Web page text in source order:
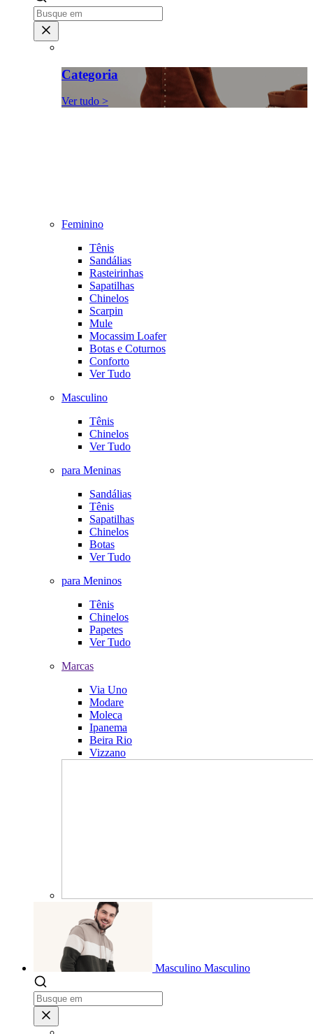
Categoria
Ver tudo >
Feminino
Tênis
Sandálias
Rasteirinhas
Sapatilhas
Chinelos
Scarpin
Mule
Mocassim Loafer
Botas e Coturnos
Conforto
Ver Tudo
Masculino
Tênis
Chinelos
Ver Tudo
para Meninas
Sandálias
Tênis
Sapatilhas
Chinelos
Botas
Ver Tudo
para Meninos
Tênis
Chinelos
Papetes
Ver Tudo
Marcas
Via Uno
Modare
Moleca
Ipanema
Beira Rio
Vizzano
Masculino Masculino